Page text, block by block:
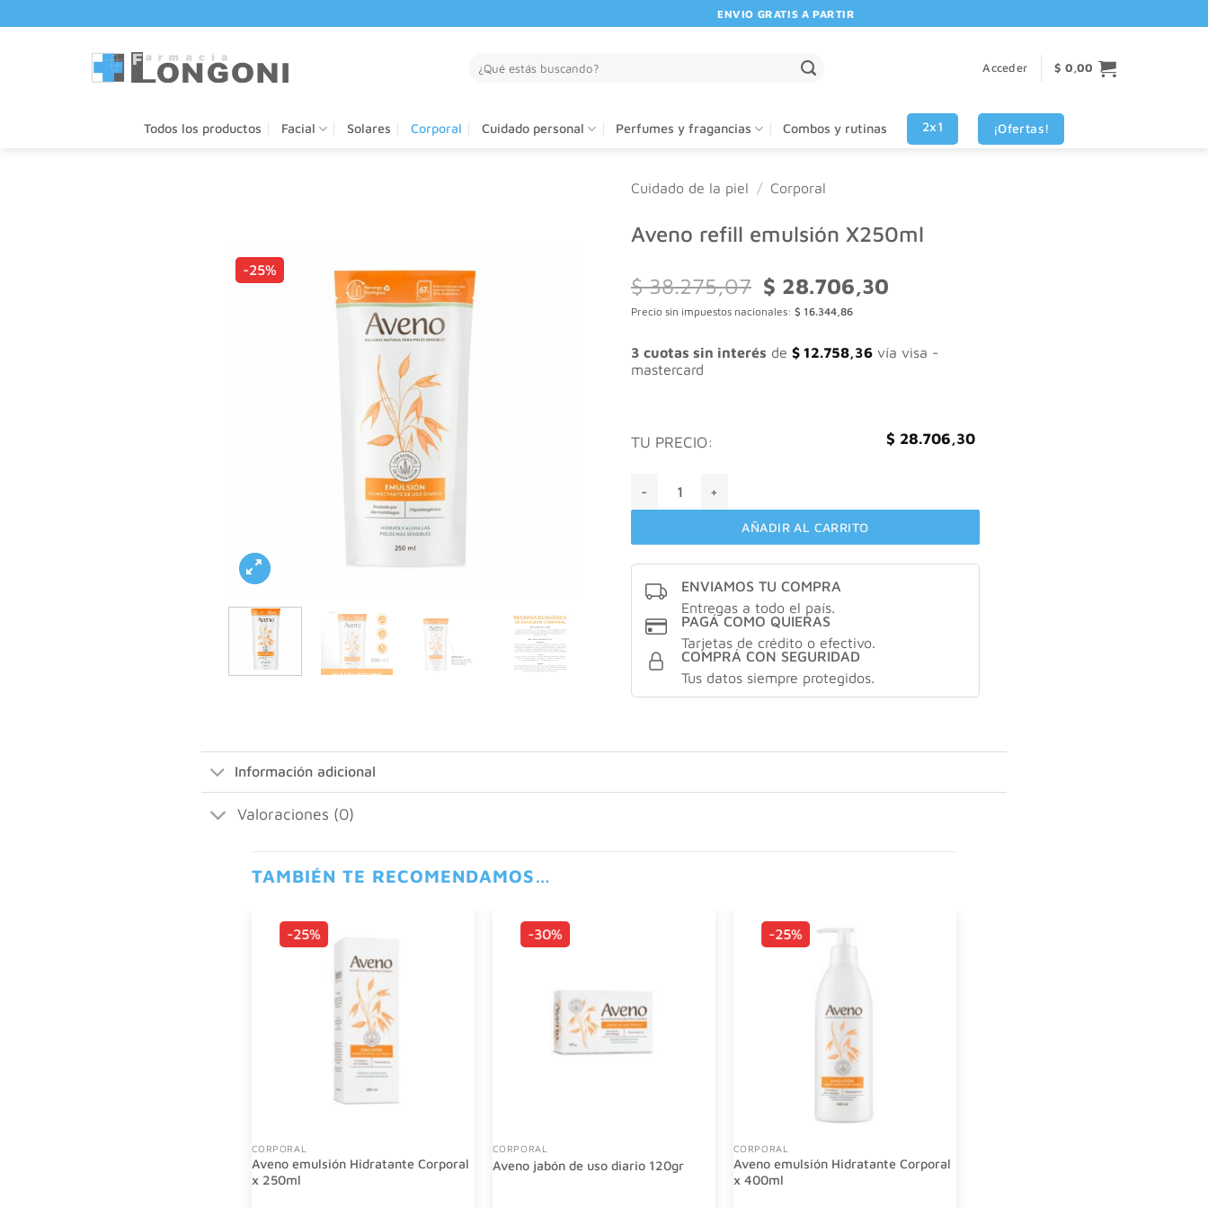
al
ENVIO GRATIS A PARTIR DE $80.000! 🚚 | 💳 3 CUOTAS SIN INTERES VISA - MASTERCARD
por:
Acceder $ 0,00
Todos los productos Facial Solares Corporal Cuidado personal Perfumes y fragancias Combos y rutinas 2x1 ¡Ofertas!
-25%
Cuidado de la piel / Corporal
Aveno refill emulsión X250ml
$38.275,07 El
precio
original
$ 38.275,07.
$ 28.706,30
$ 28.706,30.
Precio sin impuestos nacionales: $ 16.344,86
3 cuotas sin interés de $ 12.758,36 vía visa -
mastercard
TU PRECIO: $ 28.706,30
AÑADIR AL CARRITO
ENVIAMOS TU COMPRA
Entregas a todo el país.
PAGÁ COMO QUIERAS
Tarjetas de crédito o efectivo.
COMPRÁ CON SEGURIDAD
Tus datos siempre protegidos.
Información adicional
Valoraciones (0)
TAMBIÉN TE RECOMENDAMOS…
-25%
CORPORAL
Aveno emulsión Hidratante Corporal
x 250ml
-30%
CORPORAL
Aveno jabón de uso diario 120gr
-25%
CORPORAL
Aveno emulsión Hidratante Corporal
x 400ml